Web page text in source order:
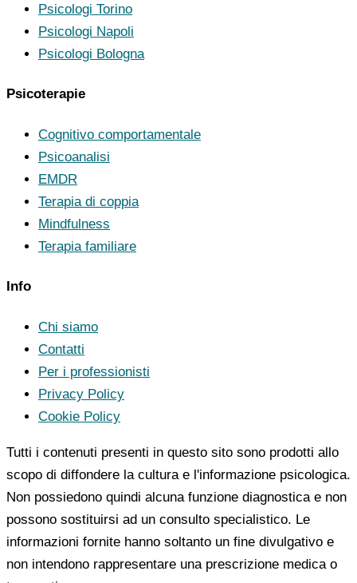
Psicologi Torino
Psicologi Napoli
Psicologi Bologna
Psicoterapie
Cognitivo comportamentale
Psicoanalisi
EMDR
Terapia di coppia
Mindfulness
Terapia familiare
Info
Chi siamo
Contatti
Per i professionisti
Privacy Policy
Cookie Policy
Tutti i contenuti presenti in questo sito sono prodotti allo
scopo di diffondere la cultura e l'informazione psicologica.
Non possiedono quindi alcuna funzione diagnostica e non
possono sostituirsi ad un consulto specialistico. Le
informazioni fornite hanno soltanto un fine divulgativo e
non intendono rappresentare una prescrizione medica o